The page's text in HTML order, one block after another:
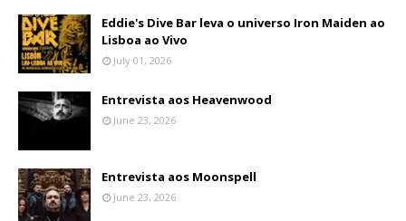
Eddie's Dive Bar leva o universo Iron Maiden ao
Lisboa ao Vivo
July 01, 2026
Entrevista aos Heavenwood
June 23, 2026
Entrevista aos Moonspell
June 23, 2026